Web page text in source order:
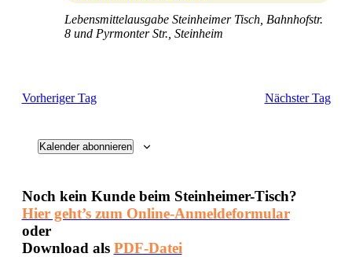
Lebensmittelausgabe Steinheimer Tisch, Bahnhofstr.
8 und Pyrmonter Str., Steinheim
Vorheriger Tag Nächster Tag
Kalender abonnieren
Noch kein Kunde beim Steinheimer-Tisch?
Hier geht’s zum Online-Anmeldeformular
oder
Download als PDF-Datei